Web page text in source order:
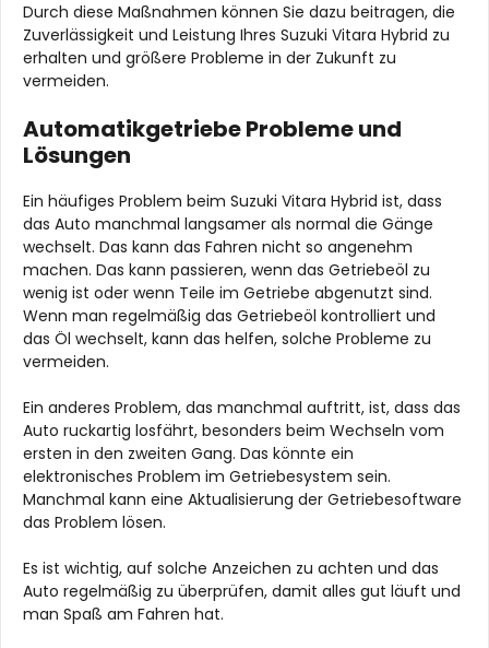
Durch diese Maßnahmen können Sie dazu beitragen, die
Zuverlässigkeit und Leistung Ihres Suzuki Vitara Hybrid zu
erhalten und größere Probleme in der Zukunft zu
vermeiden.
Automatikgetriebe Probleme und
Lösungen
Ein häufiges Problem beim Suzuki Vitara Hybrid ist, dass
das Auto manchmal langsamer als normal die Gänge
wechselt. Das kann das Fahren nicht so angenehm
machen. Das kann passieren, wenn das Getriebeöl zu
wenig ist oder wenn Teile im Getriebe abgenutzt sind.
Wenn man regelmäßig das Getriebeöl kontrolliert und
das Öl wechselt, kann das helfen, solche Probleme zu
vermeiden.
Ein anderes Problem, das manchmal auftritt, ist, dass das
Auto ruckartig losfährt, besonders beim Wechseln vom
ersten in den zweiten Gang. Das könnte ein
elektronisches Problem im Getriebesystem sein.
Manchmal kann eine Aktualisierung der Getriebesoftware
das Problem lösen.
Es ist wichtig, auf solche Anzeichen zu achten und das
Auto regelmäßig zu überprüfen, damit alles gut läuft und
man Spaß am Fahren hat.